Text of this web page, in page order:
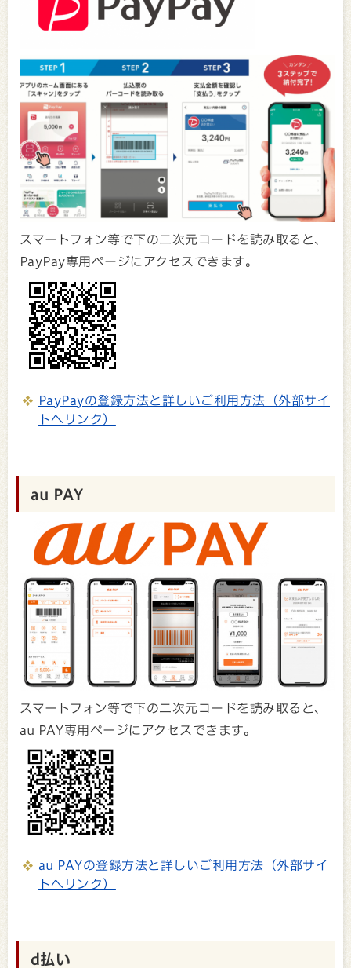
スマートフォン等で下の二次元コードを読み取ると、
PayPay専用ページにアクセスできます。
PayPayの登録方法と詳しいご利用方法（外部サイ
トへリンク）
au PAY
スマートフォン等で下の二次元コードを読み取ると、
au PAY専用ページにアクセスできます。
au PAYの登録方法と詳しいご利用方法（外部サイ
トへリンク）
d払い